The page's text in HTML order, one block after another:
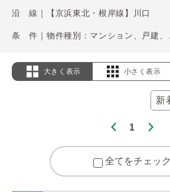
沿 線｜【京浜東北・根岸線】川口
大きく表示 小さく表示
1
全てをチェック